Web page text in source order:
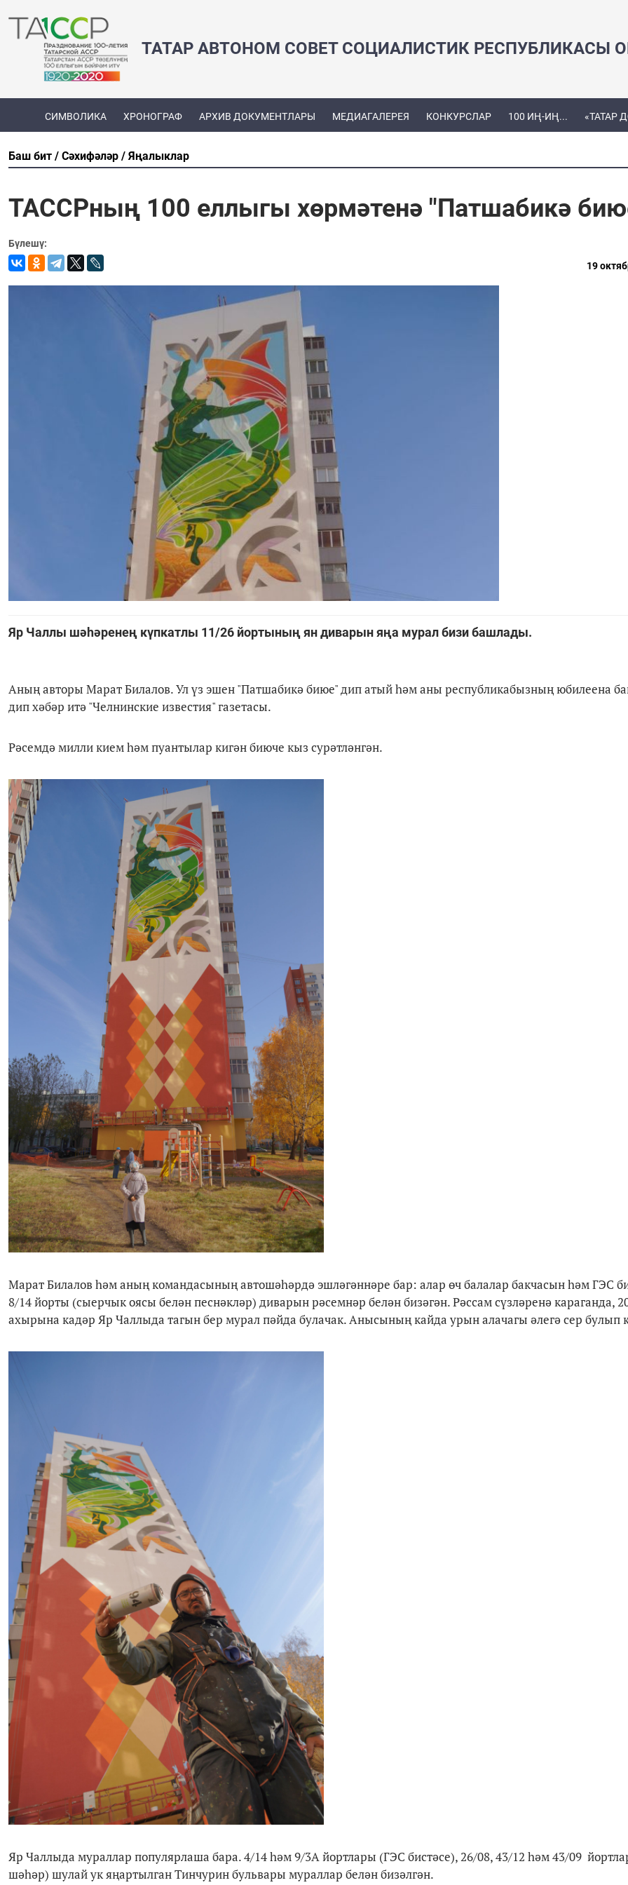
ТАТАР АВТОНОМ СОВЕТ СОЦИАЛИСТИК РЕСПУБЛИКАСЫ
СИМВОЛИКА ХРОНОГРАФ АРХИВ ДОКУМЕНТЛАРЫ МЕДИАГАЛЕРЕЯ КОНКУРСЛАР 100 ИҢ-ИҢ... «ТАТАР
Баш бит Сәхифәләр Яңалыклар
ТАССРның 100 еллыгы хөрмәтенә "Патшабикә
Бүлешү:
19
Яр Чаллы шәһәренең күпкатлы 11/26 йортының ян диварын яңа мурал бизи башлады.
Аның авторы Марат Билалов. Ул үз эшен "Патшабикә биюе" дип атый һәм аны республикабызның юбилеена
дип хәбәр итә "Челнинские известия" газетасы.
Рәсемдә милли кием һәм пуантылар кигән биюче кыз сурәтләнгән.
Марат Билалов һәм аның командасының автошәһәрдә эшләгәннәре бар: алар өч балалар бакчасын һәм ГЭС
8/14 йорты (сыерчык оясы белән песнәкләр) диварын рәсемнәр белән бизәгән. Рәссам сүзләренә караганда,
ахырына кадәр Яр Чаллыда тагын бер мурал пәйда булачак. Анысының кайда урын алачагы әлегә сер булып
Яр Чаллыда мураллар популярлаша бара. 4/14 һәм 9/3А йортлары (ГЭС бистәсе), 26/08, 43/12 һәм 43/09
шәһәр) шулай ук яңартылган Тинчурин бульвары мураллар белән бизәлгән.